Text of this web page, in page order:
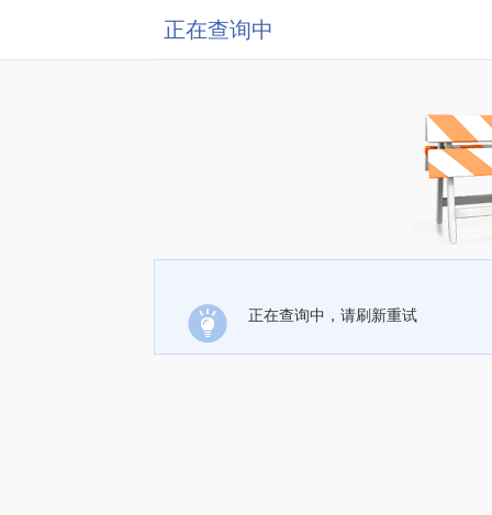
正在查询中
正在查询中，请刷新重试